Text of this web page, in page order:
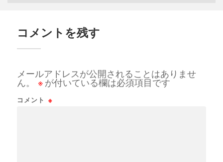
コメントを残す
メールアドレスが公開されることはありませ
ん。
※ が付いている欄は必須項目です
コメント ※